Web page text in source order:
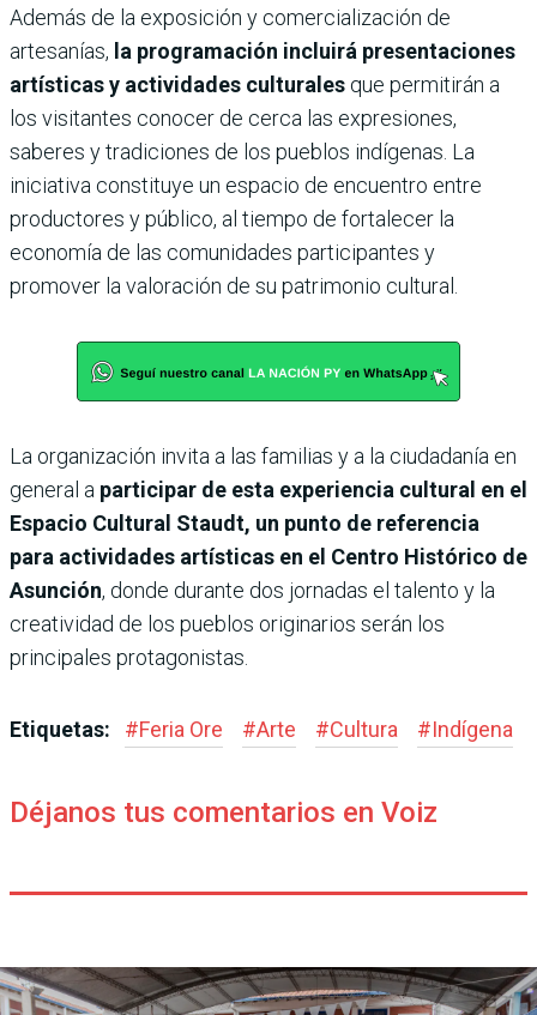
Además de la exposición y comercialización de
artesanías, la programación incluirá presentaciones
artísticas y actividades culturales que permitirán a
los visitantes conocer de cerca las expresiones,
saberes y tradiciones de los pueblos indígenas. La
iniciativa constituye un espacio de encuentro entre
productores y público, al tiempo de fortalecer la
economía de las comunidades participantes y
promover la valoración de su patrimonio cultural.
La organización invita a las familias y a la ciudadanía en
general a participar de esta experiencia cultural en el
Espacio Cultural Staudt, un punto de referencia
para actividades artísticas en el Centro Histórico de
Asunción, donde durante dos jornadas el talento y la
creatividad de los pueblos originarios serán los
principales protagonistas.
Etiquetas: #Feria Ore #Arte #Cultura #Indígena
Déjanos tus comentarios en Voiz